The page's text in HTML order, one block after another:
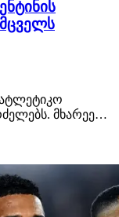
მხარეებს
სადაც
ხელს